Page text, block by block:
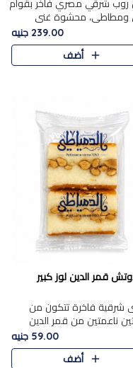
روب شرقي مصري فاخر بقوام
ومطاطي، محشوة غني
بقطع عين الجمل واللوز
التي تضيف قرمشة مميزة
ونكهة ناتي غنية في كل
239.00 جنيه
أضف
قمر الدين لوز كبير
شرقية فاخرة تتكون من
ناعمتين من قمر الدين
تتوسطهما حشوة غنية من
المحمص لتمنح مزيجًا متوازنًا
والقرمشة. ..
59.00 جنيه
أضف